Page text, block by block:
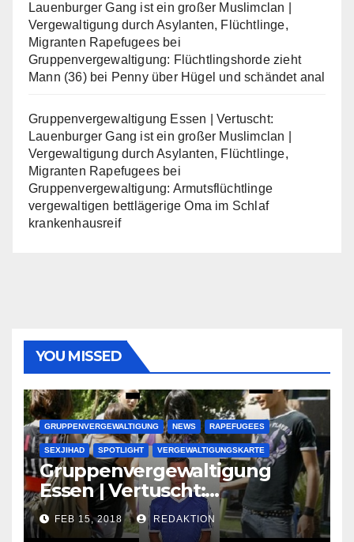
Lauenburger Gang ist ein großer Muslimclan |
Vergewaltigung durch Asylanten, Flüchtlinge,
Migranten Rapefugees bei
Gruppenvergewaltigung: Flüchtlingshorde zieht
Mann (36) bei Penny über Hügel und schändet anal
Gruppenvergewaltigung Essen | Vertuscht:
Lauenburger Gang ist ein großer Muslimclan |
Vergewaltigung durch Asylanten, Flüchtlinge,
Migranten Rapefugees bei
Gruppenvergewaltigung: Armutsflüchtlinge
vergewaltigen bettlägerige Oma im Schlaf
krankenhausreif
YOU MISSED
GRUPPENVERGEWALTIGUNG NEWS RAPEFUGEES
SEXJIHAD SPOTLIGHT VERGEWALTIGUNGSKARTE
Gruppenvergewaltigung
Essen | Vertuscht:
Lauenburger Gang ist ein
großer Muslimclan
FEB 15, 2018 REDAKTION